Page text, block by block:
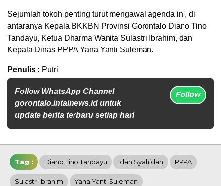
Sejumlah tokoh penting turut mengawal agenda ini, di
antaranya Kepala BKKBN Provinsi Gorontalo Diano Tino
Tandayu, Ketua Dharma Wanita Sulastri Ibrahim, dan
Kepala Dinas PPPA Yana Yanti Suleman.
Penulis : Putri
Follow WhatsApp Channel
gorontalo.intainews.id untuk
update berita terbaru setiap hari
Follow
Tag : Diano Tino Tandayu Idah Syahidah PPPA
Sulastri Ibrahim Yana Yanti Suleman